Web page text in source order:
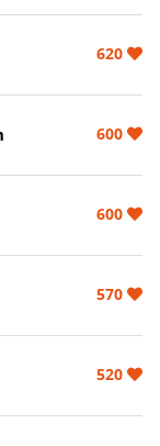
620
600
600
570
520